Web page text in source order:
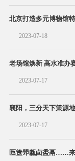
北京打造多元博物馆
2023-07-18
老场馆焕新 高水准办
2023-07-17
襄阳，三分天下策源地
2023-07-17
匜簠斝甗卣盉鬲……